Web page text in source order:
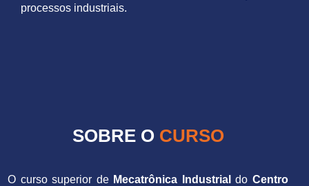
processos industriais.
SOBRE O CURSO
O curso superior de Mecatrônica Industrial doCentro